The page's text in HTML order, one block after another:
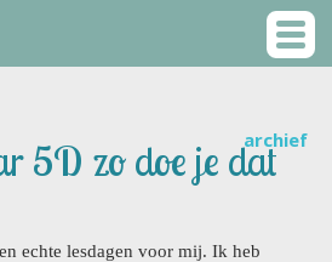
archief
5D zo doe je dat
echte lesdagen voor mij. Ik heb
lessen gekregen en geleerd en
nog wel iets te leren. Nu dat mocht
Een ding is zeker de lessen